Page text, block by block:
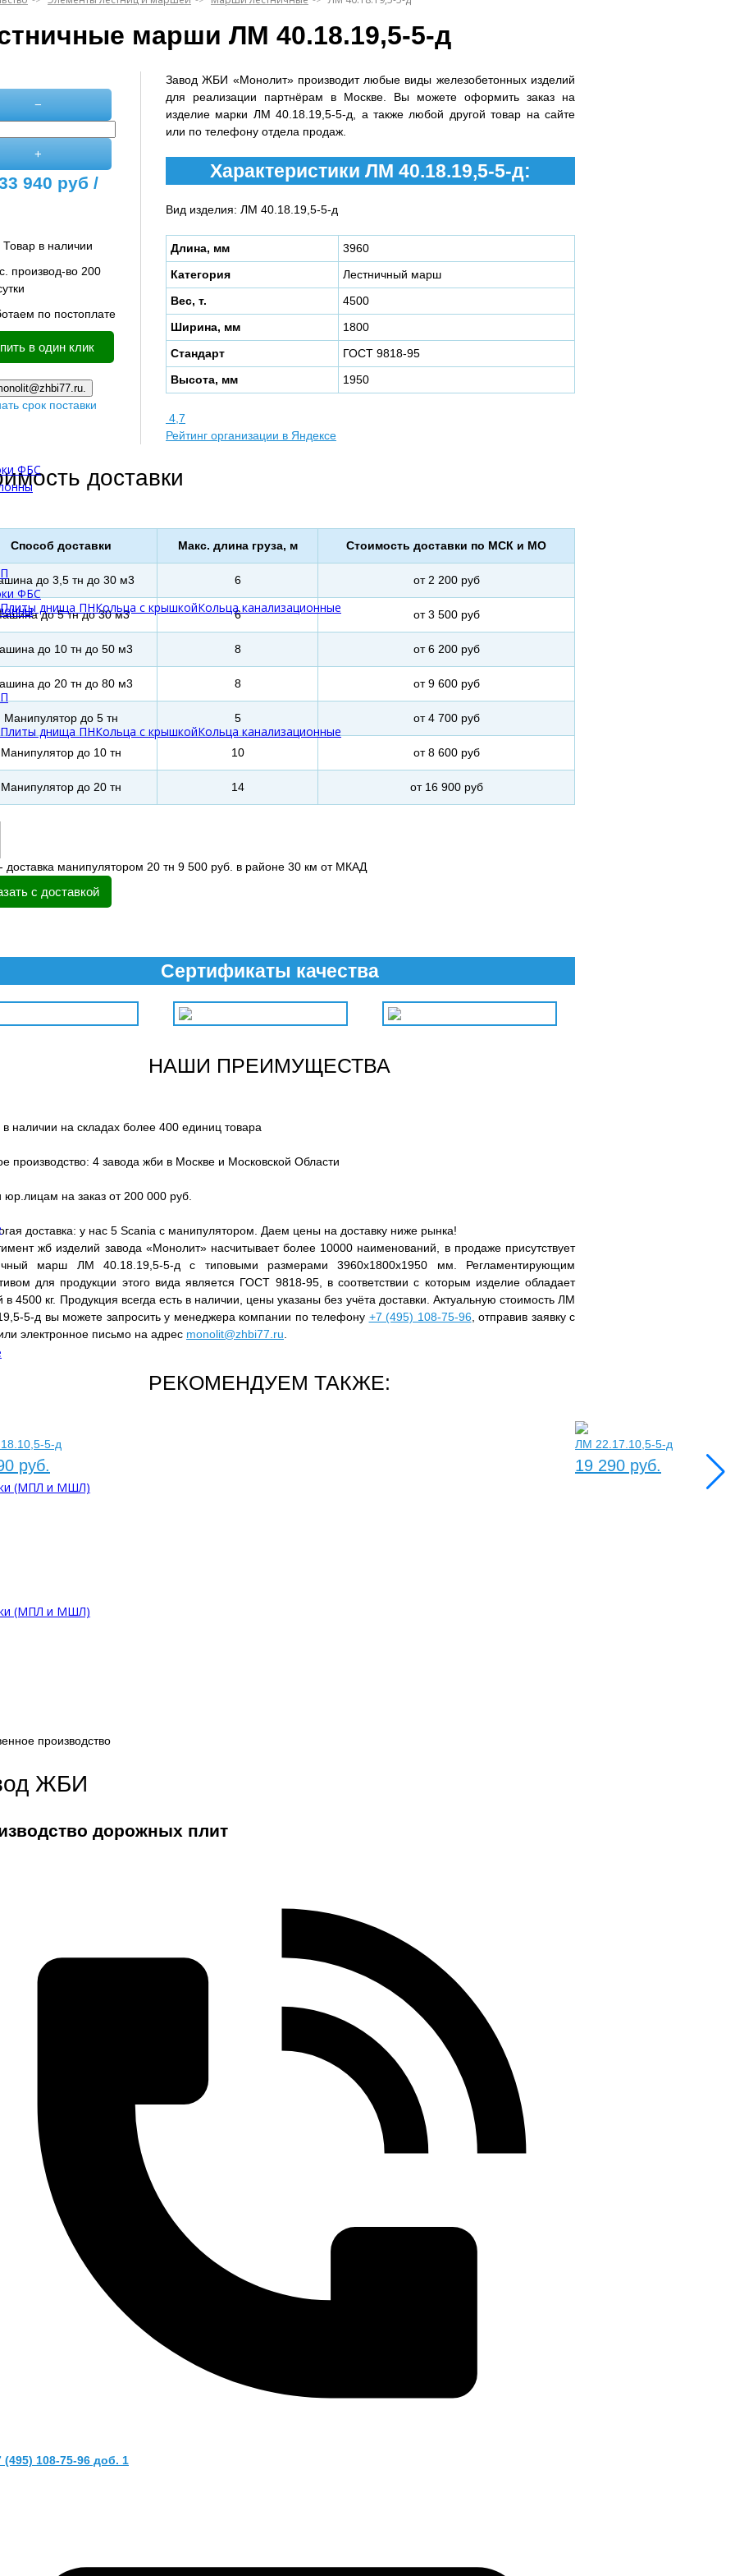
ФБС
Плиты днища ПНКольца с крышкойКольца канализационные
(МПЛ и МШЛ)
ФБС
Плиты днища ПНКольца с крышкойКольца канализационные
(МПЛ и МШЛ)
марши ЛМ 40.18.19,5-5-д
−
+
940 руб /
Товар в наличии
производ-во 200
по постоплате
в один клик
срок поставки
Завод ЖБИ «Монолит» производит любые виды железобетонных изделий
для реализации партнёрам в Москве. Вы можете оформить заказ на
изделие марки ЛМ 40.18.19,5-5-д, а также любой другой товар на сайте
или по телефону отдела продаж.
Характеристики ЛМ 40.18.19,5-5-д:
Вид изделия: ЛМ 40.18.19,5-5-д
Длина, мм
3960
Категория
Лестничный марш
Вес, т.
4500
Ширина, мм
1800
Стандарт
ГОСТ 9818-95
Высота, мм
1950
4,7
Рейтинг организации в Яндексе
доставки
Способ доставки Макс. длина груза, м Стоимость доставки по МСК и МО
до 3,5 тн до 30 м3 6 от 2 200 руб
до 5 тн до 30 м3 6 от 3 500 руб
до 10 тн до 50 м3 8 от 6 200 руб
до 20 тн до 80 м3 8 от 9 600 руб
Манипулятор до 5 тн 5 от 4 700 руб
Манипулятор до 10 тн 10 от 8 600 руб
Манипулятор до 20 тн 14 от 16 900 руб
доставка манипулятором 20 тн 9 500 руб. в районе 30 км от МКАД
с доставкой
Сертификаты качества
НАШИ ПРЕИМУЩЕСТВА
в наличии на складах более 400 единиц товара
производство: 4 завода жби в Москве и Московской Области
юр.лицам на заказ от 200 000 руб.
доставка: у нас 5 Scania с манипулятором. Даем цены на доставку ниже рынка!
жб изделий завода «Монолит» насчитывает более 10000 наименований, в продаже присутствует
марш ЛМ 40.18.19,5-5-д с типовыми размерами 3960x1800x1950 мм. Регламентирующим
для продукции этого вида является ГОСТ 9818-95, в соответствии с которым изделие обладает
в 4500 кг. Продукция всегда есть в наличии, цены указаны без учёта доставки. Актуальную стоимость ЛМ
5-д вы можете запросить у менеджера компании по телефону +7 (495) 108-75-96, отправив заявку с
электронное письмо на адрес monolit@zhbi77.ru
РЕКОМЕНДУЕМ ТАКЖЕ:
5-д
руб.
ЛМ 22.17.10,5-5-д
19 290 руб.
производство
ЖБИ
дорожных плит
(495) 108-75-96 доб. 1